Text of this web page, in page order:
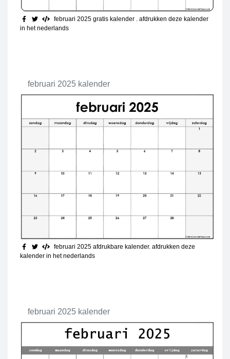
februari 2025 gratis kalender
. afdrukken deze kalender
in het nederlands
februari 2025 kalender
februari 2025 afdrukbare kalender. afdrukken deze
kalender in het nederlands
februari 2025 kalender